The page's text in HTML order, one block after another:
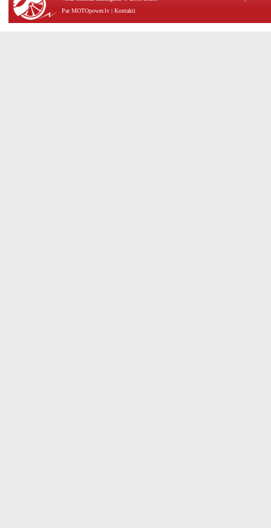
Par MOTOpower.lv | Kontakti